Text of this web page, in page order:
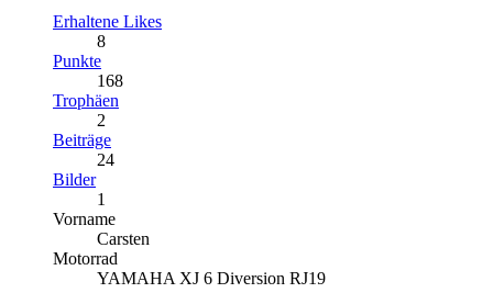
Erhaltene Likes
8
Punkte
168
Trophäen
2
Beiträge
24
Bilder
1
Vorname
Carsten
Motorrad
YAMAHA XJ 6 Diversion RJ19